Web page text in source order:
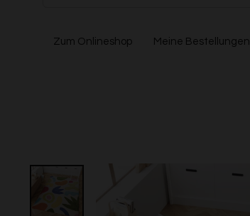
Zum Onlineshop Meine Bestellungen